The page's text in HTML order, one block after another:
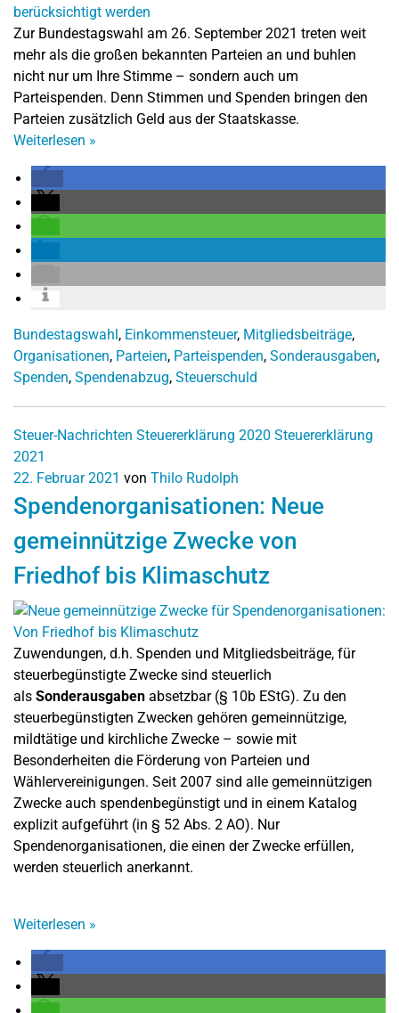
Zur Bundestagswahl am 26. September 2021 treten weit
mehr als die großen bekannten Parteien an und buhlen
nicht nur um Ihre Stimme – sondern auch um
Parteispenden. Denn Stimmen und Spenden bringen den
Parteien zusätzlich Geld aus der Staatskasse.
Weiterlesen »
Bundestagswahl, Einkommensteuer, Mitgliedsbeiträge,
Organisationen, Parteien, Parteispenden, Sonderausgaben,
Spenden, Spendenabzug, Steuerschuld
Steuer-Nachrichten Steuererklärung 2020 Steuererklärung
2021
22. Februar 2021 von Thilo Rudolph
Spendenorganisationen: Neue
gemeinnützige Zwecke von
Friedhof bis Klimaschutz
Zuwendungen, d.h. Spenden und Mitgliedsbeiträge, für
steuerbegünstigte Zwecke sind steuerlich
als Sonderausgaben absetzbar (§ 10b EStG). Zu den
steuerbegünstigten Zwecken gehören gemeinnützige,
mildtätige und kirchliche Zwecke – sowie mit
Besonderheiten die Förderung von Parteien und
Wählervereinigungen. Seit 2007 sind alle gemeinnützigen
Zwecke auch spendenbegünstigt und in einem Katalog
explizit aufgeführt (in § 52 Abs. 2 AO). Nur
Spendenorganisationen, die einen der Zwecke erfüllen,
werden steuerlich anerkannt.
Weiterlesen »